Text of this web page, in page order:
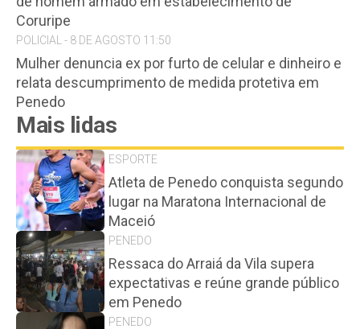
Coruripe
POLICIAL - 8 DE AGOSTO 11:50
Mulher denuncia ex por furto de celular e dinheiro e
relata descumprimento de medida protetiva em
Penedo
Mais lidas
ESPORTE
Atleta de Penedo conquista segundo
lugar na Maratona Internacional de
Maceió
PENEDO
Ressaca do Arraiá da Vila supera
expectativas e reúne grande público
em Penedo
PENEDO